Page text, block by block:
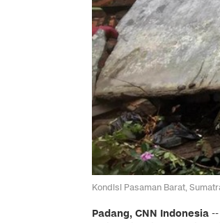
Kondisi Pasaman Barat,
Padang, CNN Indonesia --